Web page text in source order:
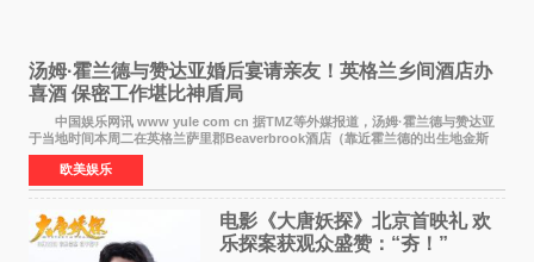
汤姆·霍兰德与赞达亚婚后宴请亲友！英格兰乡间酒店办
喜酒 保密工作堪比神盾局
中国娱乐网讯 www yule com cn 据TMZ等外媒报道，汤姆·霍兰德与赞达亚
于当地时间本周二在英格兰萨里郡Beaverbrook酒店（靠近霍兰德的出生地金斯
顿）举办婚宴，邀请家人与朋友们喝喜酒，庆祝
欧美娱乐
电影《大唐妖探》北京首映礼 欢
乐探案获观众盛赞：“夯！”